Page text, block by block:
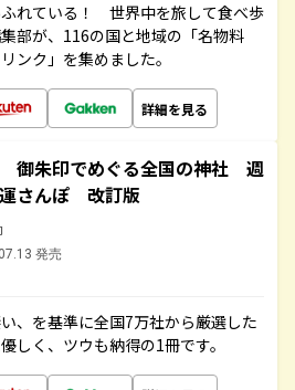
れている！ 世界中を旅して食べ歩
部が、116の国と地域の「名物料
ンク」を集めました。
詳細を見る
御朱印でめぐる全国の神社 週
さんぽ 改訂版
発売
、を基準に全国7万社から厳選した
しく、ツウも納得の1冊です。